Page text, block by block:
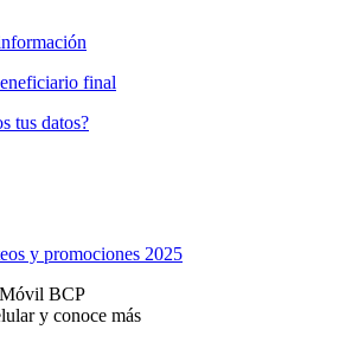
final
tus datos?
y promociones 2025
BCP
y conoce más